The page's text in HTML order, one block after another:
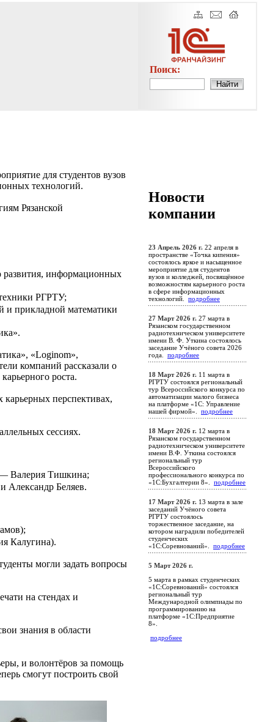
Поиск:
для студентов вузов
технологий.
Рязанской
информационных
РГРТУ;
прикладной математики
«Loginom»,
компаний рассказали о
роста.
карьерных перспективах,
сессиях.
— Валерия Тишкина;
Александр Беляев.
Калугина).
могли задать вопросы
на стендах и
знания в области
и волонтёров за помощь
смогут построить свой
Новости
компании
23 Апрель 2026 г. 22 апреля в
пространстве «Точка кипения»
состоялось яркое и насыщенное
мероприятие для студентов
вузов и колледжей, посвящённое
возможностям карьерного роста
в сфере информационных
технологий. подробнее
27 Март 2026 г. 27 марта в
Рязанском государственном
радиотехническом университете
имени В. Ф. Уткина состоялось
заседание Учёного совета 2026
года. подробнее
18 Март 2026 г. 11 марта в
РГРТУ состоялся региональный
тур Всероссийского конкурса по
автоматизации малого бизнеса
на платформе «1С: Управление
нашей фирмой». подробнее
18 Март 2026 г. 12 марта в
Рязанском государственном
радиотехническом университете
имени В.Ф. Уткина состоялся
региональный тур
Всероссийского
профессионального конкурса по
«1С:Бухгалтерии 8». подробнее
17 Март 2026 г. 13 марта в зале
заседаний Учёного совета
РГРТУ состоялось
торжественное заседание, на
котором наградили победителей
студенческих
«1С:Соревнований». подробнее
5 Март 2026 г.
5 марта в рамках студенческих
«1С:Соревнований» состоялся
региональный тур
Международной олимпиады по
программированию на
платформе «1С:Предприятие
8».
подробнее